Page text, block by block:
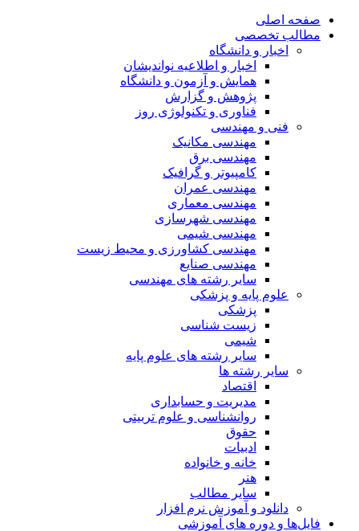
صفحه اصلی
مطالب تخصصی
اخبار و دانشگاه
اخبار و اطلاعیه نواندیشان
همایش و آزمون و دانشگاه
پژوهش و گزارش
فناوری و تکنولوژی روز
فنی و مهندسی
مهندسی مکانیک
مهندسی برق
کامپیوتر و گرافیک
مهندسی عمران
مهندسی معماری
مهندسی شهرسازی
مهندسی شیمی
مهندسی کشاورزی و محیط زیست
مهندسی صنایع
سایر رشته های مهندسی
علوم پایه و پزشکی
پزشکی
زیست شناسی
شیمی
سایر رشته های علوم پایه
سایر رشته ها
اقتصاد
مدیریت و حسابداری
روانشناسی و علوم تربیتی
حقوق
ادبیات
خانه و خانواده
هنر
سایر مطالب
دانلود و آموزش نرم افزار
فایل‌ها و دوره های آموزشی